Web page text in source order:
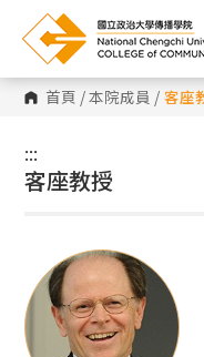
首頁 /本院成員 / 客座
:::
:::
客座教授